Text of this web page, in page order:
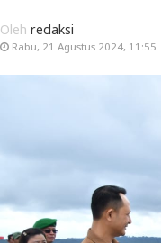
Oleh redaksi
Rabu, 21 Agustus 2024, 11:55